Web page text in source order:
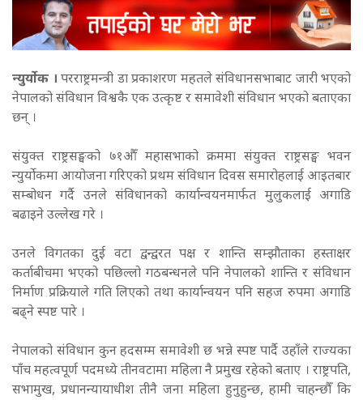
न्युर्योक । परराष्ट्रमन्त्री डा प्रकाशरण महतले संविधानसभाबाट जारी भएको
नेपालको संविधान विश्वकै एक उत्कृष्ट र समावेशी संविधान भएको बताएका
छन् ।
संयुक्त राष्ट्रसङ्घको ७१औँ महासभाको क्रममा संयुक्त राष्ट्रसङ्घ भवन
न्युर्योकमा आयोजना गरिएको प्रथम संविधान दिवस समारोहलाई आइतबार
सम्बोधन गर्दै उनले संविधानको कार्यान्वयनमार्फत मुलुकलाई अगाडि
बढाइने उल्लेख गरे ।
उनले विगतका दुई वटा द्वन्द्वरत पक्ष र शान्ति सम्झौताका हस्ताक्षर
कर्ताबीचमा भएको पछिल्लो गठबन्धनले पनि नेपालको शान्ति र संविधान
निर्माण प्रक्रियाले गति लिएको तथा कार्यान्वयन पनि सहज रुपमा अगाडि
बढ्ने स्पष्ट पारे ।
नेपालको संविधान कुन हदसम्म समावेशी छ भन्ने स्पष्ट पार्दै उहाँले राज्यका
पाँच महत्वपूर्ण पदमध्ये तीनवटामा महिला नै प्रमुख रहेको बताए । राष्ट्रपति,
सभामुख, प्रधानन्यायाधीश तीनै जना महिला हुनुहुन्छ, हामी चाहन्छौँ कि